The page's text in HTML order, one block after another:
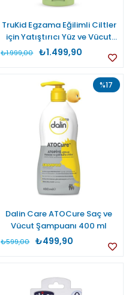
TruKid Egzama Eğilimli Ciltler
için Yatıştırıcı Yüz ve Vücut
Yıkama Jeli 236,5 ml
₺1.499,90
₺1.999,00
Dalin Care ATOCure Saç ve
Vücut Şampuanı 400 ml
₺499,90
₺599,00
%17